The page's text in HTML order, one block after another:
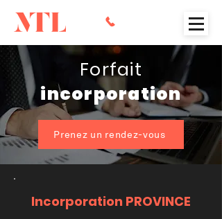
Forfait
incorporation
Prenez un rendez-vous
Incorporation PROVINCE